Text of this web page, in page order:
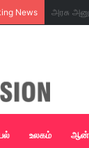
News
உலகம்